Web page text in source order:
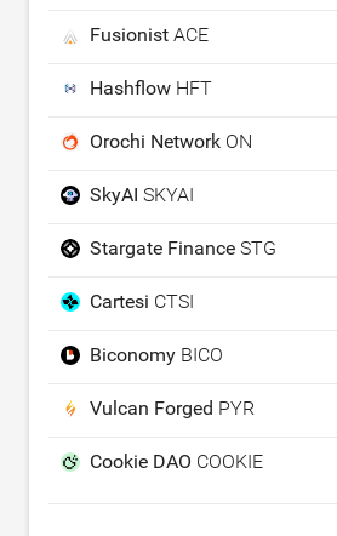
Fusionist ACE
Hashflow HFT
Orochi Network ON
SkyAI SKYAI
Stargate Finance STG
Cartesi CTSI
Biconomy BICO
Vulcan Forged PYR
Cookie DAO COOKIE